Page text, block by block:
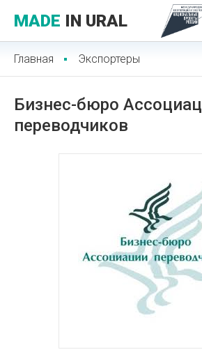
MADE IN URAL
Главная Экспортеры
Бизнес-бюро
переводчиков